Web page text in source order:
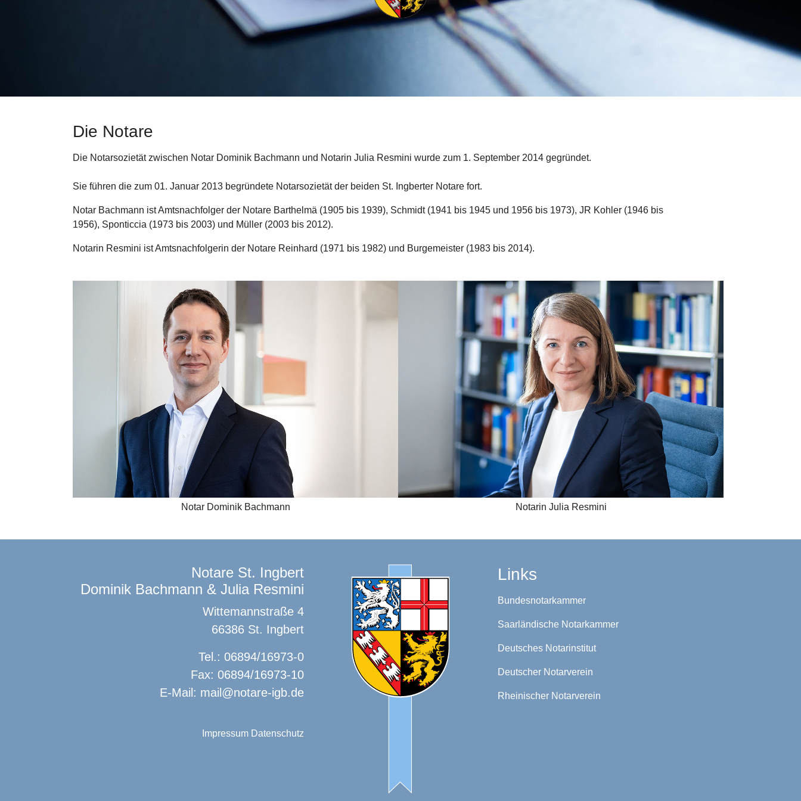
Die Notare
Die Notarsozietät zwischen Notar Dominik Bachmann und Notarin Julia Resmini wurde zum 1. September 2014 gegründet.
Sie führen die zum 01. Januar 2013 begründete Notarsozietät der beiden St. Ingberter Notare fort.
Notar Bachmann ist Amtsnachfolger der Notare Barthelmä (1905 bis 1939), Schmidt (1941 bis 1945 und 1956 bis 1973), JR Kohler (1946 bis
1956), Sponticcia (1973 bis 2003) und Müller (2003 bis 2012).
Notarin Resmini ist Amtsnachfolgerin der Notare Reinhard (1971 bis 1982) und Burgemeister (1983 bis 2014).
Notar Dominik Bachmann Notarin Julia Resmini
Notare St. Ingbert
Dominik Bachmann & Julia Resmini
Wittemannstraße 4
66386 St. Ingbert
Tel.: 06894/16973-0
Fax: 06894/16973-10
E-Mail: mail@notare-igb.de
Impressum Datenschutz
Links
Bundesnotarkammer
Saarländische Notarkammer
Deutsches Notarinstitut
Deutscher Notarverein
Rheinischer Notarverein